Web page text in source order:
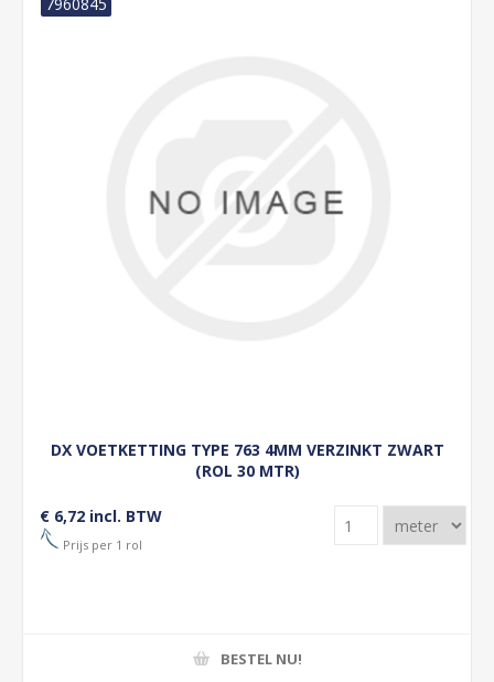
DX VOETKETTING TYPE 763 4MM VERZINKT ZWART
(ROL 30 MTR)
7960845
€ 6,72 incl. BTW
Prijs per 1 rol
BESTEL NU!